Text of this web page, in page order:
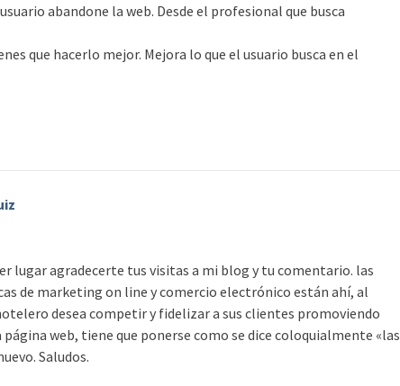
abandone la web. Desde el profesional que busca
que hacerlo mejor. Mejora lo que el usuario busca en el
lugar agradecerte tus visitas a mi blog y tu comentario. las
de marketing on line y comercio electrónico están ahí, al
desea competir y fidelizar a sus clientes promoviendo
web, tiene que ponerse como se dice coloquialmente «las
Saludos.